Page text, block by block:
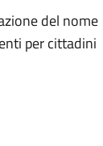
del nome
per cittadini